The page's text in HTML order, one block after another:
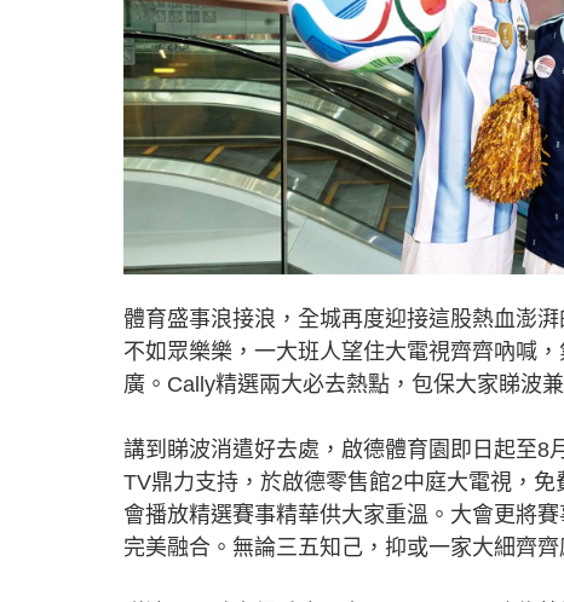
體育盛事浪接浪，全城再度迎接這股熱血澎
不如眾樂樂，一大班人望住大電視齊齊吶喊
廣。Cally精選兩大必去熱點，包保大家睇波
講到睇波消遣好去處，啟德體育園即日起至8
TV鼎力支持，於啟德零售館2中庭大電視，
會播放精選賽事精華供大家重溫。大會更將
完美融合。無論三五知己，抑或一家大細齊